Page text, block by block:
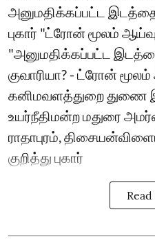
அனுமதிக்கப்பட்ட இடத்தை
புகார் "ட்ரோன் மூலம்
"அனுமதிக்கப்பட்ட
குவாரியா? - ட்ரோன்
கனிமவளத்துறை துணை
உயர்நீதிமன்ற மதுரை
ராதாபுரம்,
குறித்து புகார்